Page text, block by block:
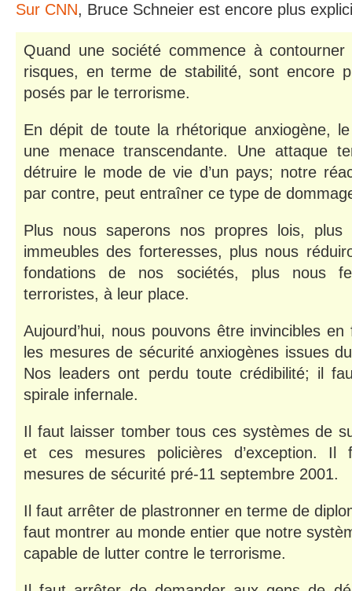
Sur CNN, Bruce Schneier est encore plus
Quand une société commence à
risques, en terme de stabilité, sont encore
posés par le terrorisme.
En dépit de toute la rhétorique anxiogène,
une menace transcendante. Une attaque
détruire le mode de vie d’un pays; notre
par contre, peut entraîner ce type de
Plus nous saperons nos propres lois,
immeubles des forteresses, plus nous
fondations de nos sociétés, plus nous
terroristes, à leur place.
Aujourd’hui, nous pouvons être invincibles
les mesures de sécurité anxiogènes issues
Nos leaders ont perdu toute crédibilité; il
spirale infernale.
Il faut laisser tomber tous ces systèmes de
et ces mesures policières d’exception.
mesures de sécurité pré-11 septembre 2001.
Il faut arrêter de plastronner en terme de
faut montrer au monde entier que notre
capable de lutter contre le terrorisme.